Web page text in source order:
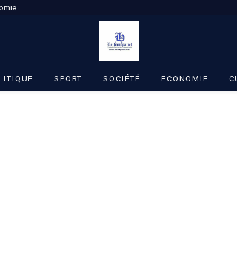
SPORT SOCIÉTÉ ECONOMIE